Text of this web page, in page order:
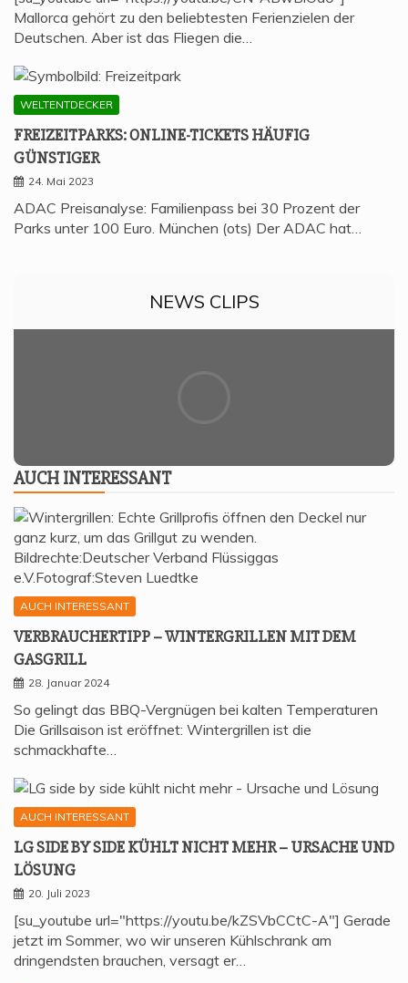
Mallorca gehört zu den beliebtesten Ferienzielen der
Deutschen. Aber ist das Fliegen die…
WELTENTDECKER
FREI­ZEIT­PARKS: ONLINE-TICKETS HÄU­FIG
GÜNSTIGER
24. Mai 2023
ADAC Preisanalyse: Familienpass bei 30 Prozent der
Parks unter 100 Euro. München (ots) Der ADAC hat…
NEWS CLIPS
AUCH INTER­ES­SANT
AUCH INTERESSANT
VER­BRAU­CHER­TIPP – WIN­TER­GRIL­LEN MIT DEM
GASGRILL
28. Januar 2024
So gelingt das BBQ-Vergnügen bei kalten Temperaturen
Die Grillsaison ist eröffnet: Wintergrillen ist die
schmackhafte…
AUCH INTERESSANT
LG SIDE BY SIDE KÜHLT NICHT MEHR – URSA­CHE UND
LÖSUNG
20. Juli 2023
[su_youtube url="https://youtu.be/kZSVbCCtC-A"] Gerade
jetzt im Sommer, wo wir unseren Kühlschrank am
dringendsten brauchen, versagt er…